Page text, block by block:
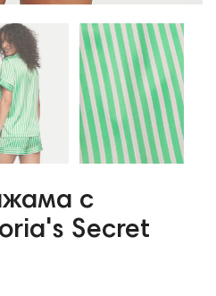
с
Secret